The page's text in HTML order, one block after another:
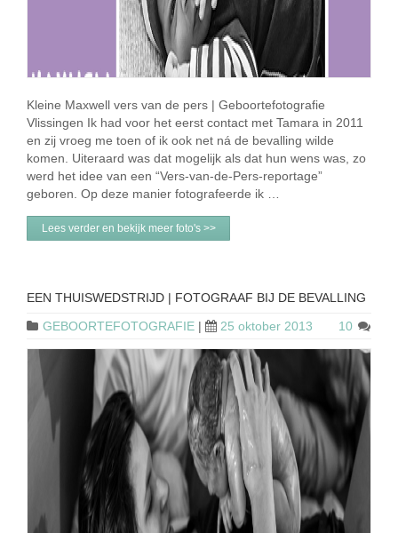
Kleine Maxwell vers van de pers | Geboortefotografie
Vlissingen Ik had voor het eerst contact met Tamara in 2011
en zij vroeg me toen of ik ook net ná de bevalling wilde
komen. Uiteraard was dat mogelijk als dat hun wens was, zo
werd het idee van een “Vers-van-de-Pers-reportage”
geboren. Op deze manier fotografeerde ik …
Lees verder en bekijk meer foto's >>
EEN THUISWEDSTRIJD | FOTOGRAAF BIJ DE BEVALLING
GEBOORTEFOTOGRAFIE | 25 oktober 2013 10